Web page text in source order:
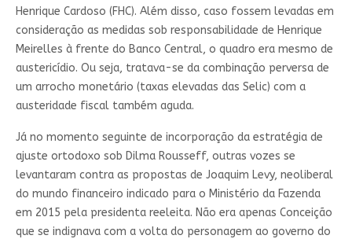
Henrique Cardoso (FHC). Além disso, caso fossem levadas em
consideração as medidas sob responsabilidade de Henrique
Meirelles à frente do Banco Central, o quadro era mesmo de
austericídio. Ou seja, tratava-se da combinação perversa de
um arrocho monetário (taxas elevadas das Selic) com a
austeridade fiscal também aguda.
Já no momento seguinte de incorporação da estratégia de
ajuste ortodoxo sob Dilma Rousseff, outras vozes se
levantaram contra as propostas de Joaquim Levy, neoliberal
do mundo financeiro indicado para o Ministério da Fazenda
em 2015 pela presidenta reeleita. Não era apenas Conceição
que se indignava com a volta do personagem ao governo do